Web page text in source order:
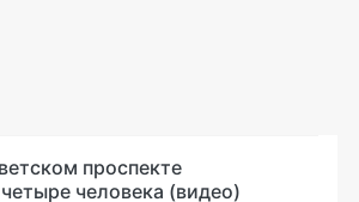
проспекте
человека (видео)